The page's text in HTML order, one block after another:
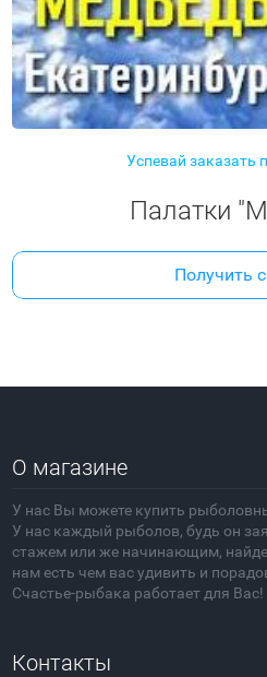
Успевай заказать
Палатки
Получить
О магазине
У нас Вы можете купить
У нас каждый рыболов, будь он
стажем или же начинающим,
нам есть чем вас удивить и
Счастье-рыбака работает для Вас!
Контакты